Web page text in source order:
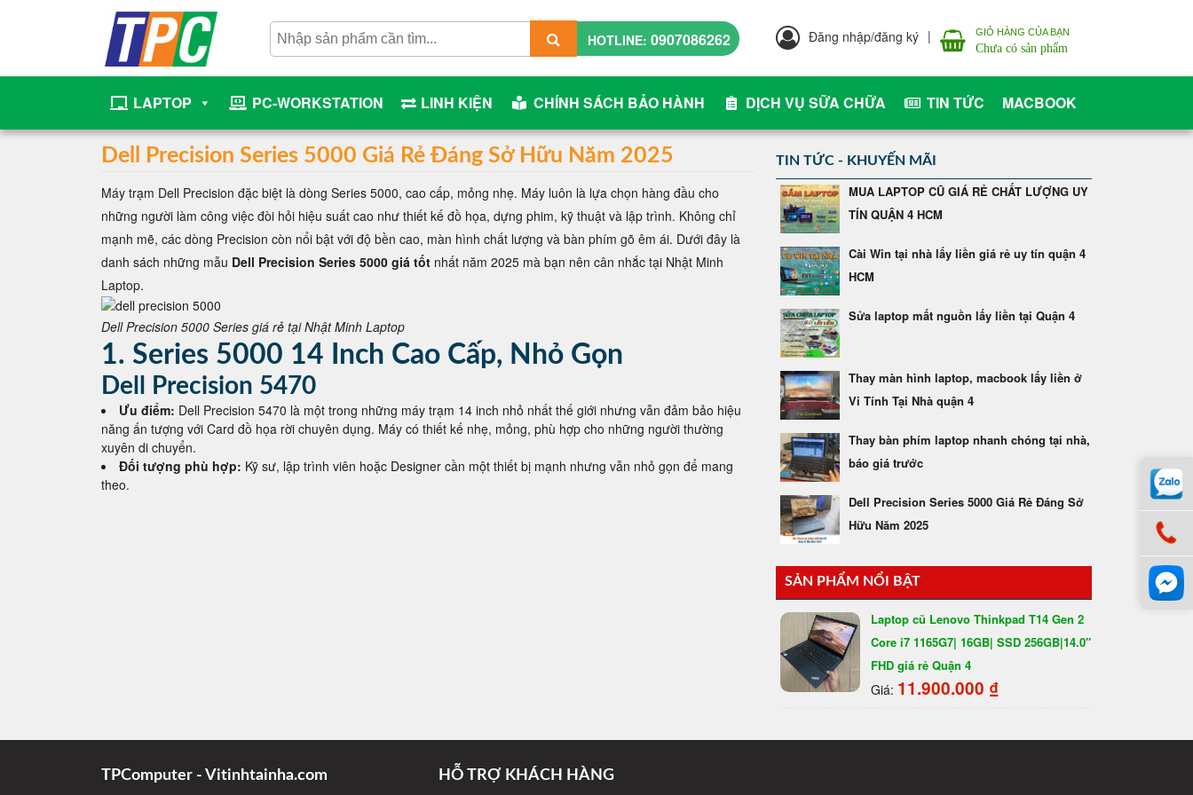
HOTLINE: 0907086262 Đăng nhập/đăng ký | GIỎ HÀNG CỦA BẠN
Chưa có sản phẩm
LAPTOP PC-WORKSTATION LINH KIỆN CHÍNH SÁCH BẢO HÀNH DỊCH VỤ SỮA CHỮA TIN TỨC MACBOOK
Dell Precision Series 5000 Giá Rẻ Đáng Sở Hữu Năm 2025
Máy trạm Dell Precision đặc biệt là dòng Series 5000, cao cấp, mỏng nhẹ. Máy luôn là lựa chọn hàng đầu cho
những người làm công việc đòi hỏi hiệu suất cao như thiết kế đồ họa, dựng phim, kỹ thuật và lập trình. Không chỉ
mạnh mẽ, các dòng Precision còn nổi bật với độ bền cao, màn hình chất lượng và bàn phím gõ êm ái. Dưới đây là
danh sách những mẫu Dell Precision Series 5000 giá tốt nhất năm 2025 mà bạn nên cân nhắc tại Nhật Minh
Laptop.
Dell Precision 5000 Series giá rẻ tại Nhật Minh Laptop
1. Series 5000 14 Inch Cao Cấp, Nhỏ Gọn
Dell Precision 5470
Ưu điểm: Dell Precision 5470 là một trong những máy trạm 14 inch nhỏ nhất thế giới nhưng vẫn đảm bảo hiệu
năng ấn tượng với Card đồ họa rời chuyên dụng. Máy có thiết kế nhẹ, mỏng, phù hợp cho những người thường
xuyên di chuyển.
Đối tượng phù hợp: Kỹ sư, lập trình viên hoặc Designer cần một thiết bị mạnh nhưng vẫn nhỏ gọn để mang
theo.
TIN TỨC - KHUYẾN MÃI
MUA LAPTOP CŨ GIÁ RẺ CHẤT LƯỢNG UY
TÍN QUẬN 4 HCM
Cài Win tại nhà lấy liền giá rẻ uy tín quận 4
HCM
Sửa laptop mất nguồn lấy liền tại Quận 4
Thay màn hình laptop, macbook lấy liền ở
Vi Tính Tại Nhà quận 4
Thay bàn phím laptop nhanh chóng tại nhà,
báo giá trước
Dell Precision Series 5000 Giá Rẻ Đáng Sở
Hữu Năm 2025
SẢN PHẨM NỔI BẬT
Laptop cũ Lenovo Thinkpad T14 Gen 2
Core i7 1165G7| 16GB| SSD 256GB|14.0″
FHD giá rẻ Quận 4
Giá: 11.900.000 ₫
TPComputer - Vitinhtainha.com HỖ TRỢ KHÁCH HÀNG